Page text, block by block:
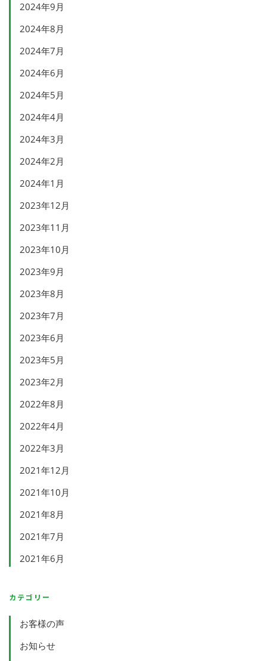
2024年9月
2024年8月
2024年7月
2024年6月
2024年5月
2024年4月
2024年3月
2024年2月
2024年1月
2023年12月
2023年11月
2023年10月
2023年9月
2023年8月
2023年7月
2023年6月
2023年5月
2023年2月
2022年8月
2022年4月
2022年3月
2021年12月
2021年10月
2021年8月
2021年7月
2021年6月
カテゴリー
お客様の声
お知らせ